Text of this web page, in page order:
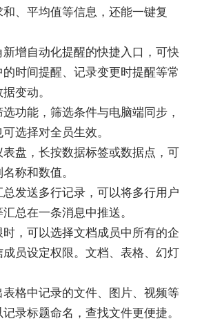
、平均值等信息，还能一键复
自动化提醒的快捷入口，可快
时间提醒、记录变更时提醒等常
变动。
能，筛选条件与电脑端同步，
选择对全员生效。
，长按数据标签或数据点，可
称和数值。
送多行记录，可以将多行用户
总在一条消息中推送。
可以选择文档成员中所有的企
员设定权限。文档、表格、幻灯
中记录的文件、图片、视频等
录标题命名，查找文件更便捷。